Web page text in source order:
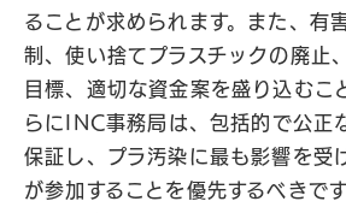
ることが求められます。また、有
制、使い捨てプラスチックの廃止
目標、適切な資金案を盛り込むこ
らにINC事務局は、包括的で公正
保証し、プラ汚染に最も影響を受
が参加することを優先するべきで